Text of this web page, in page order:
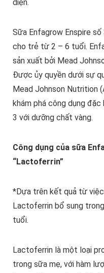
diện.
Sữa Enfagrow Enspire
cho trẻ từ 2 – 6 tuổi.
sản xuất bởi Mead
Được ủy quyền dưới sự
Mead Johnson Nutrition
khám phá công dụng
3 với dưỡng chất vàng.
Công dụng của sữa
“Lactoferrin”
*Dựa trên kết quả từ
Lactoferrin bổ sung
tuổi.
Lactoferrin là một loại
trong sữa mẹ, với hàm